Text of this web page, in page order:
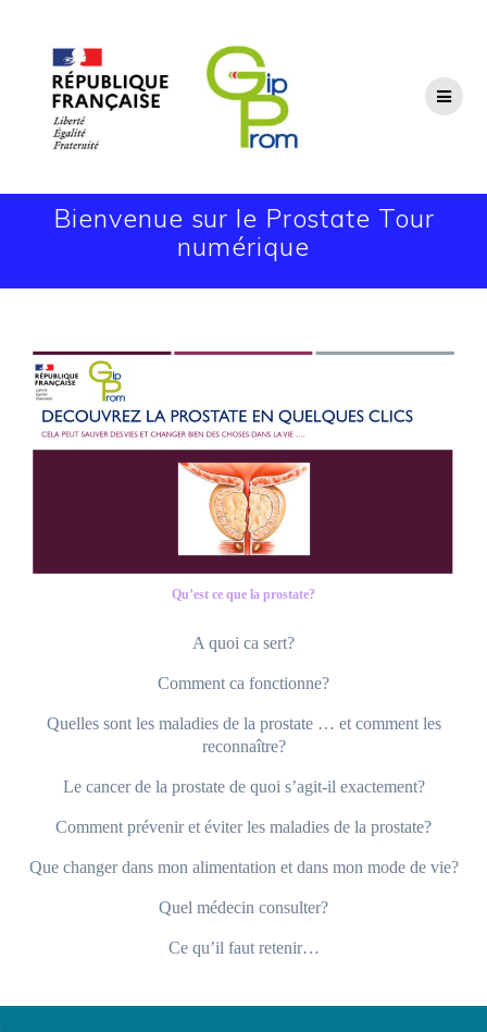
contenu
Bienvenue sur le Prostate Tour
numérique
Qu’est ce que la prostate?
A quoi ca sert?
Comment ca fonctionne?
Quelles sont les maladies de la prostate … et comment les
reconnaître?
Le cancer de la prostate de quoi s’agit-il exactement?
Comment prévenir et éviter les maladies de la prostate?
Que changer dans mon alimentation et dans mon mode de vie?
Quel médecin consulter?
Ce qu’il faut retenir…